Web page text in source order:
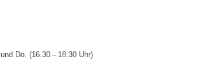
Do. (16.30 – 18.30 Uhr)